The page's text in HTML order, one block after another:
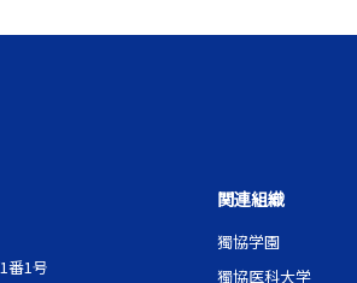
番1号
関連組織
獨協学園
獨協医科大学